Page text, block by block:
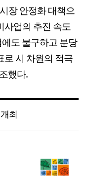
장 안정화 대책으
사업의 추진 속도
도 불구하고 분당
로 시 차원의 적극
했다.
최